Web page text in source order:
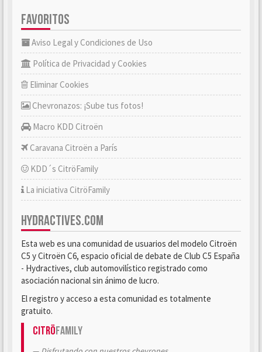
FAVORITOS
Aviso Legal y Condiciones de Uso
Política de Privacidad y Cookies
Eliminar Cookies
Chevronazos: ¡Sube tus fotos!
Macro KDD Citroën
Caravana Citroën a París
KDD´s CitröFamily
La iniciativa CitröFamily
HYDRACTIVES.COM
Esta web es una comunidad de usuarios del modelo Citroën
C5 y Citroën C6, espacio oficial de debate de Club C5 España
- Hydractives, club automovilístico registrado como
asociación nacional sin ánimo de lucro.
El registro y acceso a esta comunidad es totalmente
gratuito.
CitröFamily